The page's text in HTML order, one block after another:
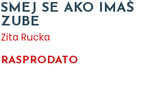
SMEJ SE AKO IMAŠ
ZUBE
Zita Rucka
RASPRODATO